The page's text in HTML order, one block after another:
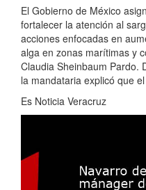
El Gobierno de México
fortalecer la atención al
acciones enfocadas en
alga en zonas marítimas y
Claudia Sheinbaum Pardo.
la mandataria explicó que
Es Noticia Veracruz